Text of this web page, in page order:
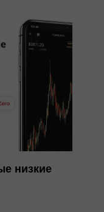
низкие